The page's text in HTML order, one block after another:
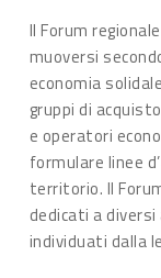
Il Forum
muoversi
economia
gruppi di
e operatori
formulare linee
territorio. Il
dedicati a
individuati dalla